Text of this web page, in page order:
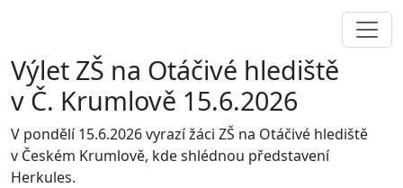
Výlet ZŠ na Otáčivé hlediště
v Č. Krumlově 15.6.2026
V pondělí 15.6.2026 vyrazí žáci ZŠ na Otáčivé hlediště
v Českém Krumlově, kde shlédnou představení
Herkules.